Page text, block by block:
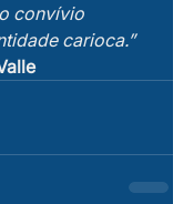
convívio
carioca.”